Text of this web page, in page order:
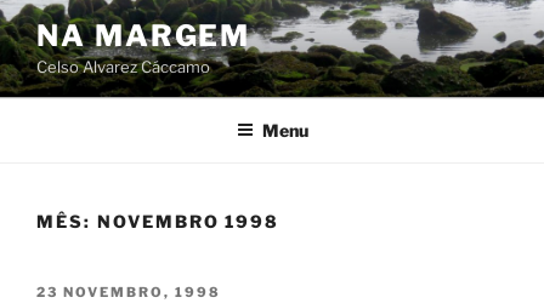
Skip
to
content
NA MARGEM
Celso Alvarez Cáccamo
Menu
MÊS: NOVEMBRO 1998
POSTED
23 NOVEMBRO, 1998